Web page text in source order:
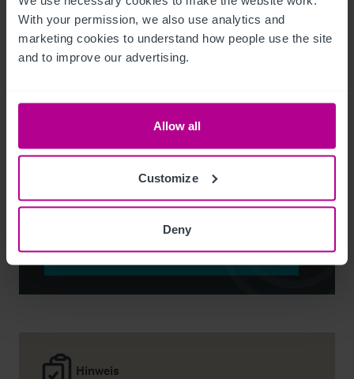
With your permission, we also use analytics and
marketing cookies to understand how people use the site
and to improve our advertising.
Allow all
Customize
Deny
Hinweis
Senior Director - Corporate Pubs and Restaurants
+44 7713 061 594
noel.moffitt@christie.com
Kontakt